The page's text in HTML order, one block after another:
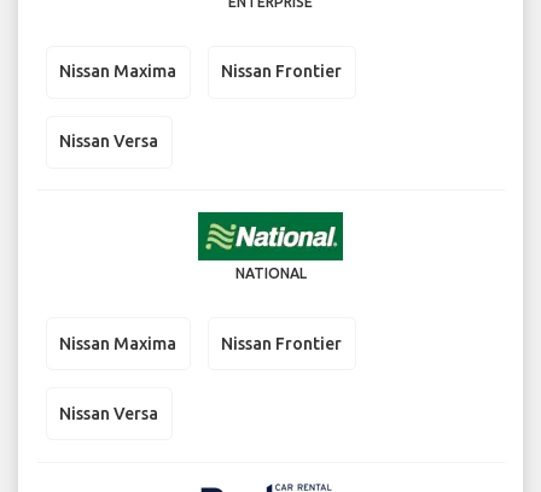
Nissan Maxima Nissan Frontier
Nissan Versa
NATIONAL
Nissan Maxima Nissan Frontier
Nissan Versa